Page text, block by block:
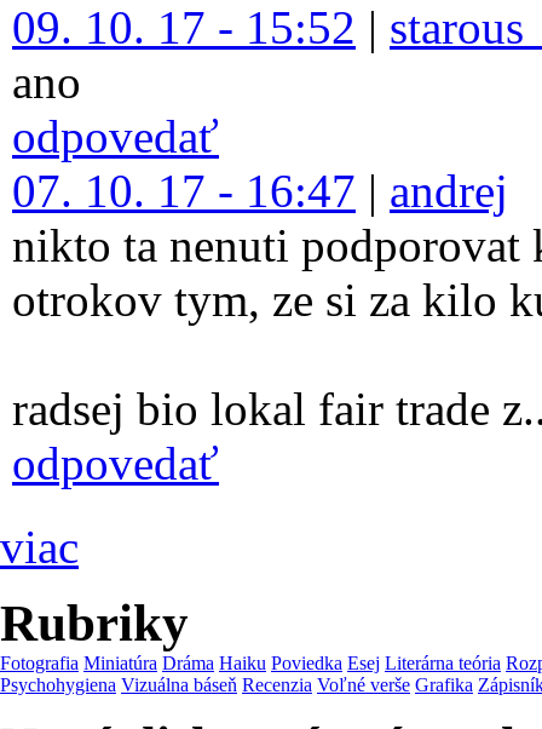
09. 10. 17 - 15:52 |
ano
odpovedať
07. 10. 17 - 16:47 | andrej
nikto ta nenuti podporovat
otrokov tym, ze si za kilo
radsej bio lokal fair trade
odpovedať
viac
Rubriky
Fotografia Miniatúra Dráma Haiku Poviedka Esej Literárna teória
Psychohygiena Vizuálna báseň Recenzia Voľné verše Grafika